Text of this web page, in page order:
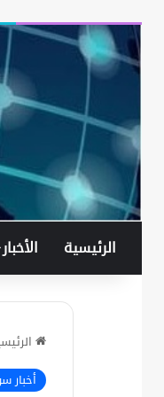
الرئيسية الأخبار
أخبار